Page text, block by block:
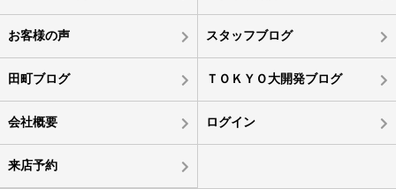
お客様の声 スタッフブログ
田町ブログ ＴＯＫＹＯ大開発ブログ
会社概要 ログイン
来店予約